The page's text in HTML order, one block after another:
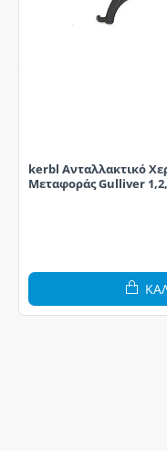
kerbl Ανταλλακτικό
Μεταφοράς Gulliver